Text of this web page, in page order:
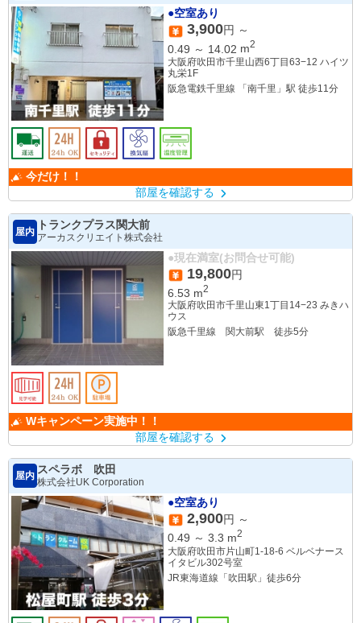
●空室あり
3,900円 ～
0.49 ～ 14.02 m2
大阪府吹田市千里山西6丁目63−12 ハイツ
丸栄1F
阪急電鉄千里線 「南千里」駅 徒歩11分
今だけ！！
部屋を確認する
屋内
トランクプラス関大前
アーカスクリエイト株式会社
●現在満室(お問合せ可能)
19,800円
6.53 m2
大阪府吹田市千里山東1丁目14−23 みきハ
ウス
阪急千里線 関大前駅 徒歩5分
Wキャンペーン実施中！！
部屋を確認する
屋内
スペラボ 吹田
株式会社UK Corporation
●空室あり
2,900円 ～
0.49 ～ 3.3 m2
大阪府吹田市片山町1-18-6 ベルベナース
イタビル302号室
JR東海道線「吹田駅」徒歩6分